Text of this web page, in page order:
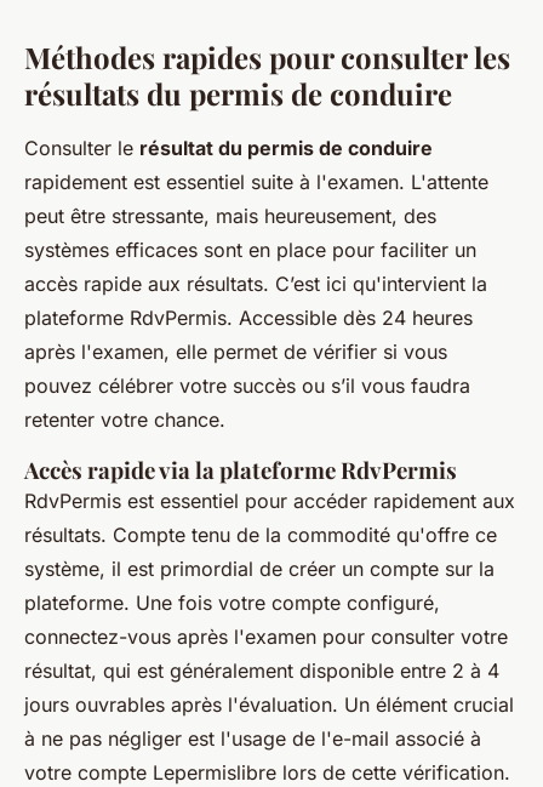
Méthodes rapides pour consulter les
résultats du permis de conduire
Consulter le résultat du permis de conduire
rapidement est essentiel suite à l'examen. L'attente
peut être stressante, mais heureusement, des
systèmes efficaces sont en place pour faciliter un
accès rapide aux résultats. C’est ici qu'intervient la
plateforme RdvPermis. Accessible dès 24 heures
après l'examen, elle permet de vérifier si vous
pouvez célébrer votre succès ou s’il vous faudra
retenter votre chance.
Accès rapide via la plateforme RdvPermis
RdvPermis est essentiel pour accéder rapidement aux
résultats. Compte tenu de la commodité qu'offre ce
système, il est primordial de créer un compte sur la
plateforme. Une fois votre compte configuré,
connectez-vous après l'examen pour consulter votre
résultat, qui est généralement disponible entre 2 à 4
jours ouvrables après l'évaluation. Un élément crucial
à ne pas négliger est l'usage de l'e-mail associé à
votre compte Lepermislibre lors de cette vérification.